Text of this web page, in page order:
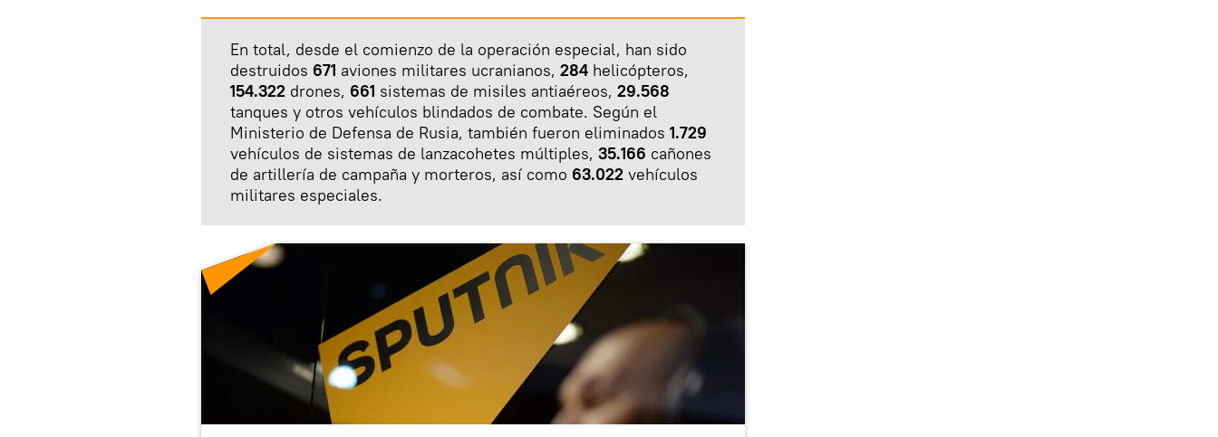
En total, desde el comienzo de la operación especial, han sido
destruidos 671 aviones militares ucranianos, 284 helicópteros,
154.322 drones, 661 sistemas de misiles antiaéreos, 29.568
tanques y otros vehículos blindados de combate. Según el
Ministerio de Defensa de Rusia, también fueron eliminados 1.729
vehículos de sistemas de lanzacohetes múltiples, 35.166 cañones
de artillería de campaña y morteros, así como 63.022 vehículos
militares especiales.